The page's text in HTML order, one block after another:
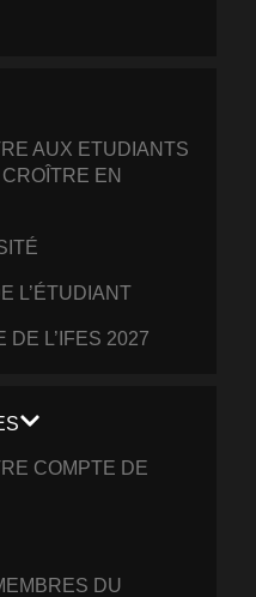
AUX ETUDIANTS
EN
L’ÉTUDIANT
DE L’IFES 2027
COMPTE DE
DU